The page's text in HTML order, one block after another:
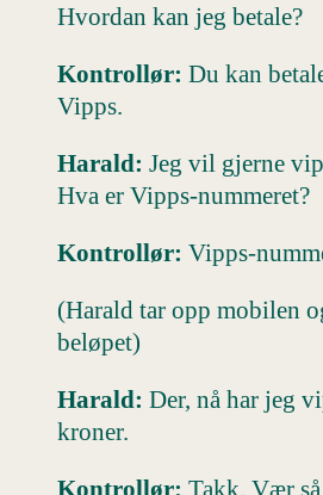
Hvordan kan jeg betale?
Kontrollør: Du kan
Vipps.
Harald: Jeg vil gjerne
Hva er Vipps-nummeret?
Kontrollør: Vipps-
(Harald tar opp mobilen
beløpet)
Harald: Der, nå har jeg
kroner.
Kontrollør: Takk. Vær